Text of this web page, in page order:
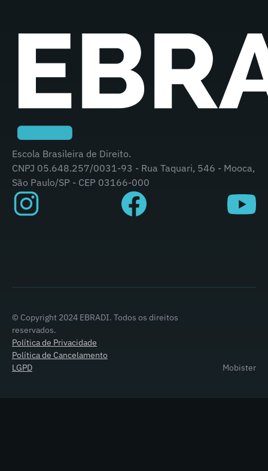
Escola Brasileira de Direito.
CNPJ 05.648.257/0031-93 - Rua Taquari, 546 - Mooca,
São Paulo/SP - CEP 03166-000
© Copyright 2024 EBRADI. Todos os direitos
reservados.
Política de Privacidade
Política de Cancelamento
LGPD
Mobister